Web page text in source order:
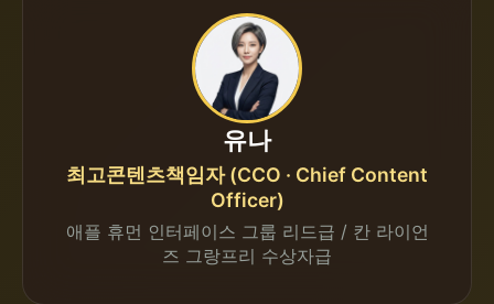
유나
최고콘텐츠책임자 (CCO · Chief Content
Officer)
애플 휴먼 인터페이스 그룹 리드급 / 칸 라이언
즈 그랑프리 수상자급